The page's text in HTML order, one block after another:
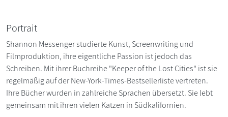
Portrait
Shannon Messenger studierte Kunst, Screenwriting und
Filmproduktion, ihre eigentliche Passion ist jedoch das
Schreiben. Mit ihrer Buchreihe "Keeper of the Lost Cities" ist sie
regelmäßig auf der New-York-Times-Bestsellerliste vertreten.
Ihre Bücher wurden in zahlreiche Sprachen übersetzt. Sie lebt
gemeinsam mit ihren vielen Katzen in Südkalifornien.